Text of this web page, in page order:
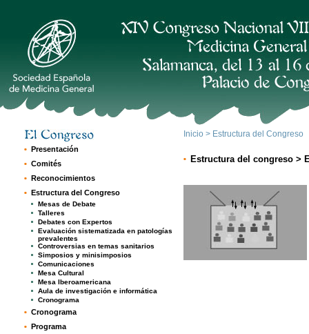
Presentación
Comités
Reconocimientos
Estructura del Congreso
Mesas de Debate
Talleres
Debates con Expertos
Evaluación sistematizada en patologías
prevalentes
Controversias en temas sanitarios
Simposios y minisimposios
Comunicaciones
Mesa Cultural
Mesa Iberoamericana
Aula de investigación e informática
Cronograma
Cronograma
Programa
Inicio > Estructura del Congreso
Estructura del congreso >